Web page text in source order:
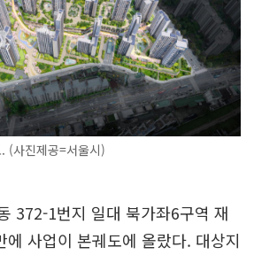
(사진제공=서울시)
372-1번지 일대 북가좌6구역 재
에 사업이 본궤도에 올랐다. 대상지